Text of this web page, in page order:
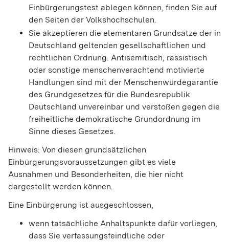
Einbürgerungstest ablegen können, finden Sie auf
den Seiten der Volkshochschulen.
Sie akzeptieren die elementaren Grundsätze der in
Deutschland geltenden gesellschaftlichen und
rechtlichen Ordnung. Antisemitisch, rassistisch
oder sonstige menschenverachtend motivierte
Handlungen sind mit der Menschenwürdegarantie
des Grundgesetzes für die Bundesrepublik
Deutschland unvereinbar und verstoßen gegen die
freiheitliche demokratische Grundordnung im
Sinne dieses Gesetzes.
Hinweis: Von diesen grundsätzlichen
Einbürgerungsvoraussetzungen gibt es viele
Ausnahmen und Besonderheiten, die hier nicht
dargestellt werden können.
Eine Einbürgerung ist ausgeschlossen,
wenn tatsächliche Anhaltspunkte dafür vorliegen,
dass Sie verfassungsfeindliche oder